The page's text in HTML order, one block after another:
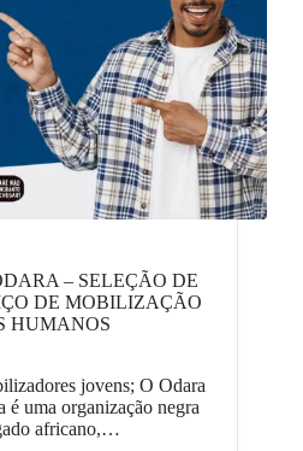
– SELEÇÃO DE
DE MOBILIZAÇÃO
HUMANOS
jovens; O Odara
uma organização negra
africano,…